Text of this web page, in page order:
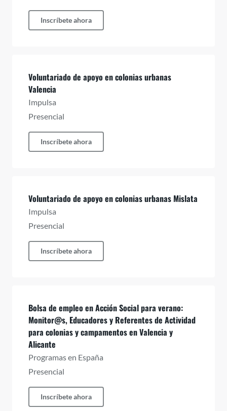
Inscríbete ahora
Voluntariado de apoyo en colonias urbanas
Valencia
Impulsa
Presencial
Inscríbete ahora
Voluntariado de apoyo en colonias urbanas Mislata
Impulsa
Presencial
Inscríbete ahora
Bolsa de empleo en Acción Social para verano:
Monitor@s, Educadores y Referentes de Actividad
para colonias y campamentos en Valencia y
Alicante
Programas en España
Presencial
Inscríbete ahora